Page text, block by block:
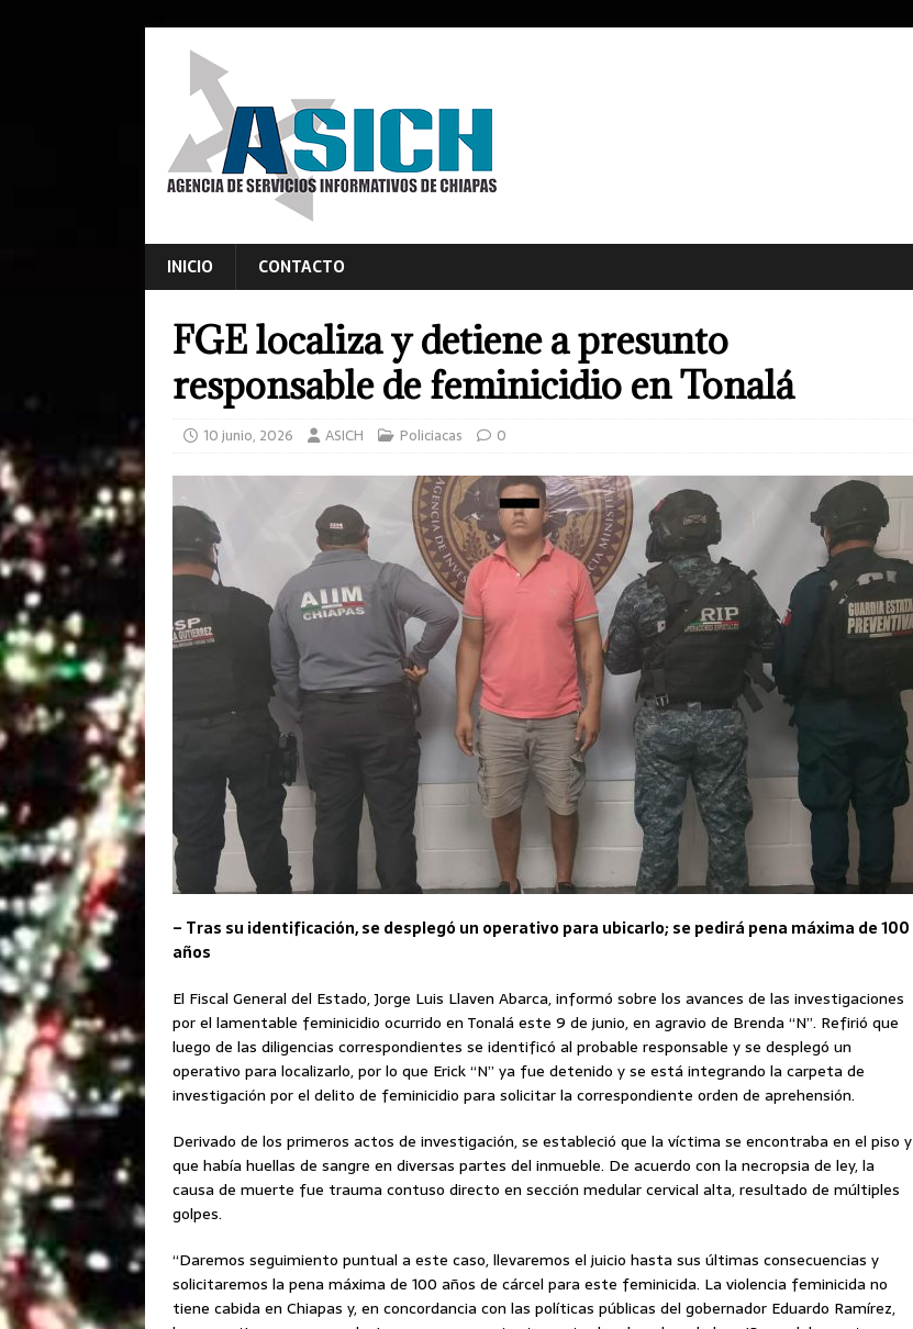
INICIO CONTACTO
FGE localiza y detiene a presunto
responsable de feminicidio en Tonalá
10 junio, 2026 ASICH Policiacas 0
– Tras su identificación, se desplegó un operativo para ubicarlo; se pedirá pena máxima de 100
años
El Fiscal General del Estado, Jorge Luis Llaven Abarca, informó sobre los avances de las investigaciones
por el lamentable feminicidio ocurrido en Tonalá este 9 de junio, en agravio de Brenda “N”. Refirió que
luego de las diligencias correspondientes se identificó al probable responsable y se desplegó un
operativo para localizarlo, por lo que Erick “N” ya fue detenido y se está integrando la carpeta de
investigación por el delito de feminicidio para solicitar la correspondiente orden de aprehensión.
Derivado de los primeros actos de investigación, se estableció que la víctima se encontraba en el piso y
que había huellas de sangre en diversas partes del inmueble. De acuerdo con la necropsia de ley, la
causa de muerte fue trauma contuso directo en sección medular cervical alta, resultado de múltiples
golpes.
“Daremos seguimiento puntual a este caso, llevaremos el juicio hasta sus últimas consecuencias y
solicitaremos la pena máxima de 100 años de cárcel para este feminicida. La violencia feminicida no
tiene cabida en Chiapas y, en concordancia con las políticas públicas del gobernador Eduardo Ramírez,